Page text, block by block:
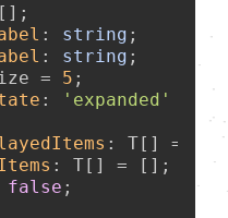
: string ;
: string ;
= 5 ;
: 'expanded'
: T[] = [];
: T[] = [];
false ;